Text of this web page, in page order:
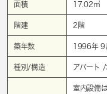
面積 17.02㎡
階建 2階
築年数 1996年 9
種別/構造 アパート
室内設備